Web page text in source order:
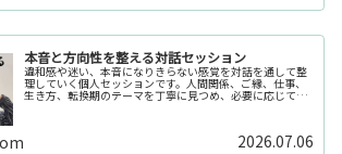
本音と方向性を整える対話セッション
違和感や迷い、本音になりきらない感覚を対話を通して整
理していく個人セッションです。人間関係、ご縁、仕事、
生き方、転換期のテーマを丁寧に見つめ、必要に応じてカ
2026.07.06